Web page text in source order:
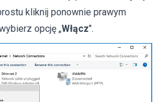
kliknij ponownie prawym
opcję „Włącz".